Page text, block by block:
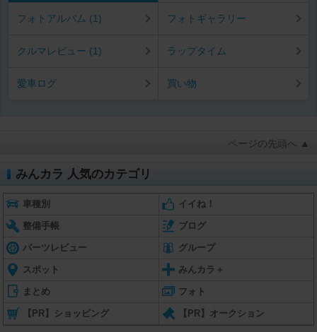
フォトアルバム (1) フォトギャラリー
クルマレビュー (1) ラップタイム
愛車ログ 買い物
ページの先頭へ ▲
みんカラ 人気のカテゴリ
車種別 イイね！
整備手帳 ブログ
パーツレビュー グループ
スポット みんカラ＋
まとめ フォト
【PR】ショッピング 【PR】オークション